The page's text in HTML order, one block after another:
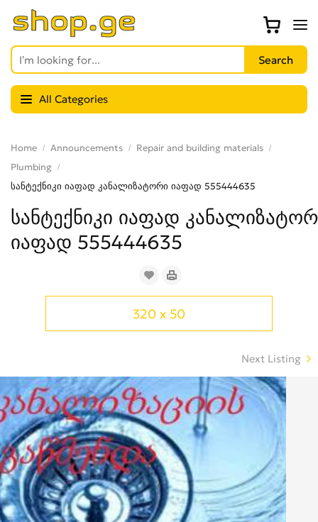
All Categories
Home Announcements
Repair and building materials
Plumbing
სანტექნიკი იაფად კანალიზატორი იაფად 555444635
სანტექნიკი იაფად
იაფად 555444635
320 x 50
Next Listing